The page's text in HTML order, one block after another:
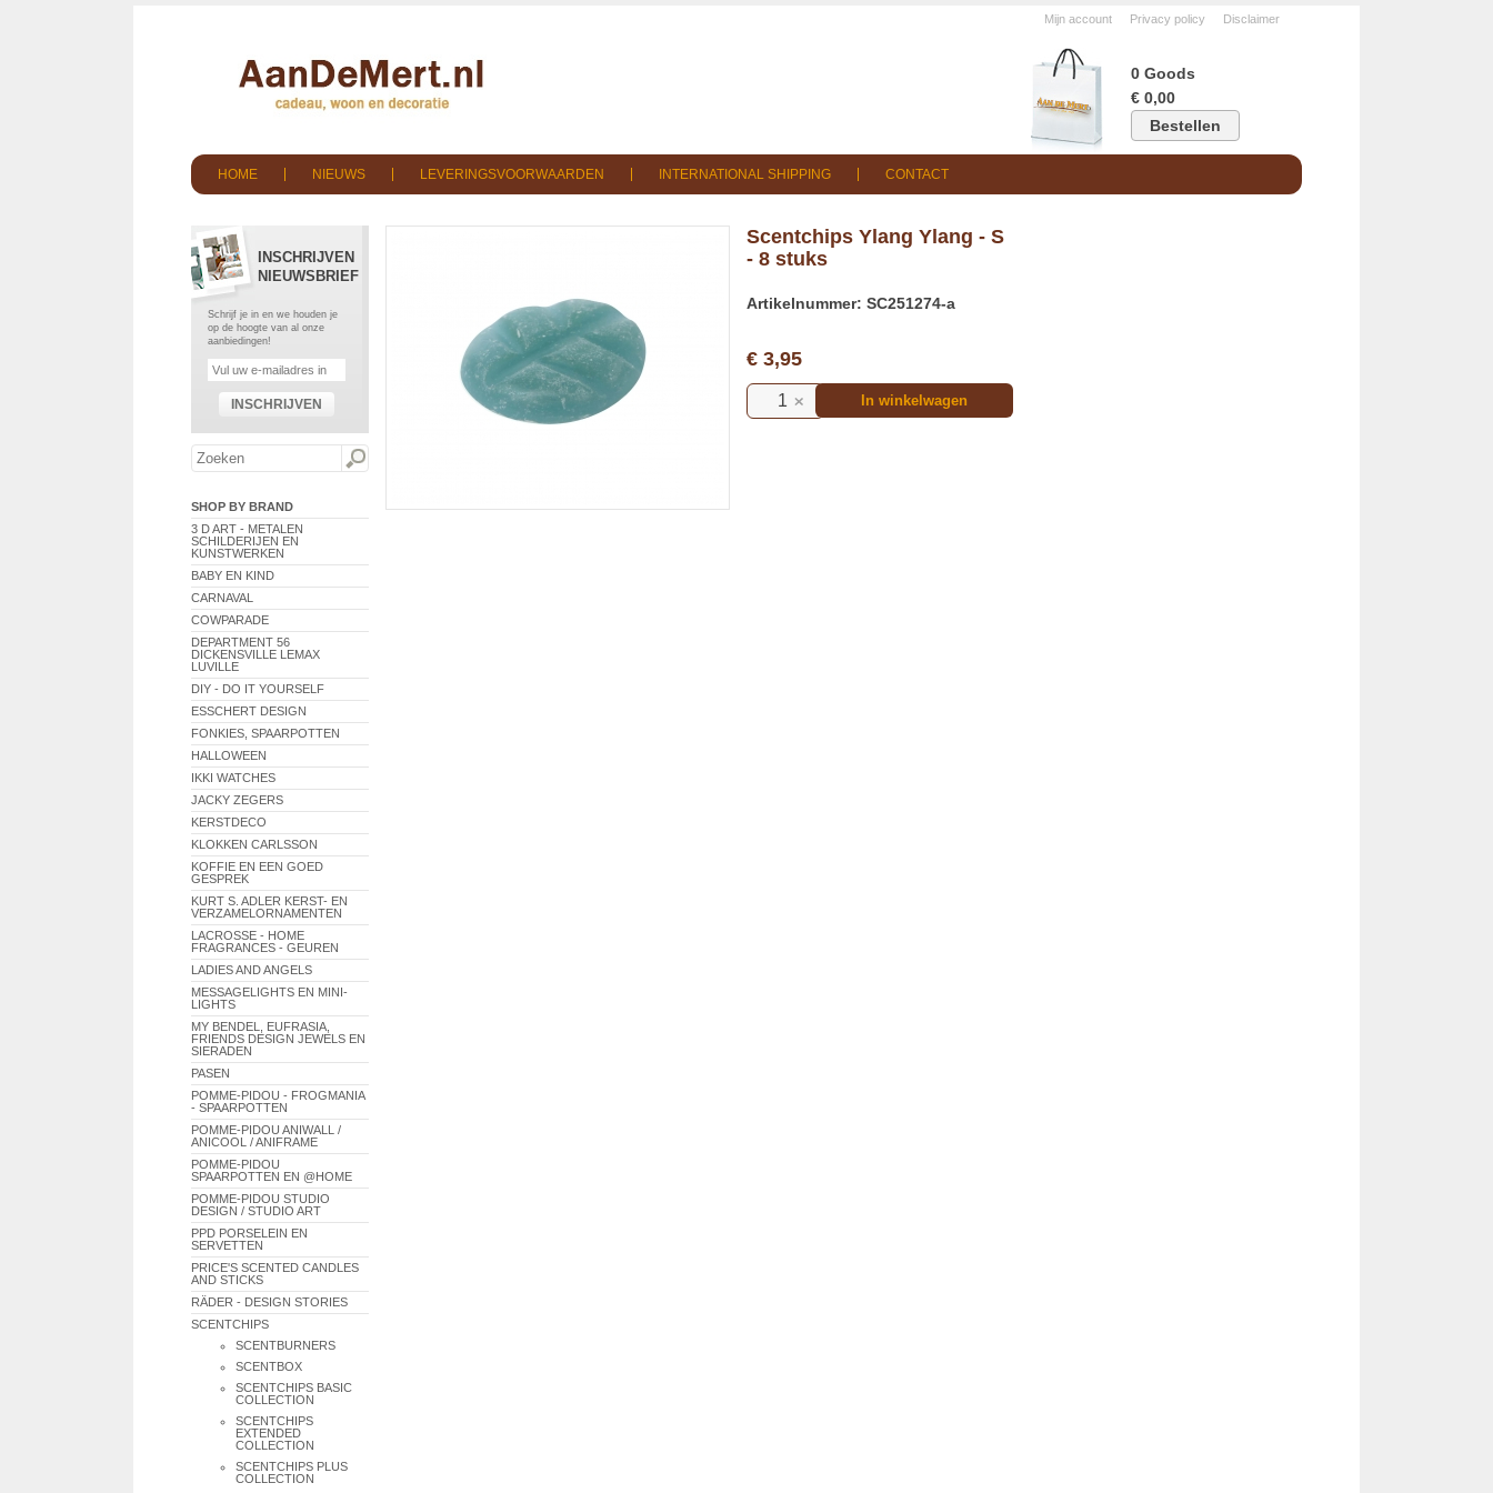
Mijn account Privacy policy Disclaimer
0 Goods
€ 0,00
Bestellen
HOME NIEUWS LEVERINGSVOORWAARDEN INTERNATIONAL SHIPPING CONTACT
INSCHRIJVEN
NIEUWSBRIEF
Schrijf je in en we houden je
op de hoogte van al onze
aanbiedingen!
INSCHRIJVEN
SHOP BY BRAND
3 D ART - METALEN
SCHILDERIJEN EN
KUNSTWERKEN
BABY EN KIND
CARNAVAL
COWPARADE
DEPARTMENT 56
DICKENSVILLE LEMAX
LUVILLE
DIY - DO IT YOURSELF
ESSCHERT DESIGN
FONKIES, SPAARPOTTEN
HALLOWEEN
IKKI WATCHES
JACKY ZEGERS
KERSTDECO
KLOKKEN CARLSSON
KOFFIE EN EEN GOED
GESPREK
KURT S. ADLER KERST- EN
VERZAMELORNAMENTEN
LACROSSE - HOME
FRAGRANCES - GEUREN
LADIES AND ANGELS
MESSAGELIGHTS EN MINI-
LIGHTS
MY BENDEL, EUFRASIA,
FRIENDS DESIGN JEWELS EN
SIERADEN
PASEN
POMME-PIDOU - FROGMANIA
- SPAARPOTTEN
POMME-PIDOU ANIWALL /
ANICOOL / ANIFRAME
POMME-PIDOU
SPAARPOTTEN EN @HOME
POMME-PIDOU STUDIO
DESIGN / STUDIO ART
PPD PORSELEIN EN
SERVETTEN
PRICE'S SCENTED CANDLES
AND STICKS
RÄDER - DESIGN STORIES
SCENTCHIPS
SCENTBURNERS
SCENTBOX
SCENTCHIPS BASIC
COLLECTION
SCENTCHIPS
EXTENDED
COLLECTION
SCENTCHIPS PLUS
COLLECTION
Scentchips Ylang Ylang - S
- 8 stuks
Artikelnummer: SC251274-a
€ 3,95
In winkelwagen